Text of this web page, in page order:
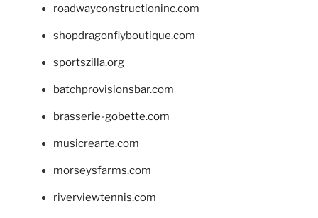
roadwayconstructioninc.com
shopdragonflyboutique.com
sportszilla.org
batchprovisionsbar.com
brasserie-gobette.com
musicrearte.com
morseysfarms.com
riverviewtennis.com